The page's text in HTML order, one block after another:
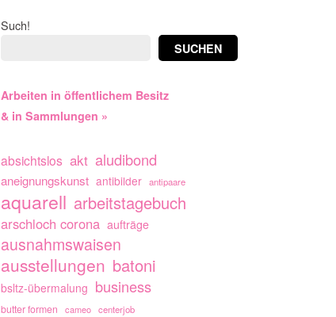
Such!
SUCHEN
Arbeiten in öffentlichem Besitz
& in Sammlungen »
absichtslos akt aludibond
aneignungskunst antibilder antipaare
aquarell arbeitstagebuch
arschloch corona aufträge
ausnahmswaisen
ausstellungen batoni
bsltz-übermalung business
butter formen cameo centerjob